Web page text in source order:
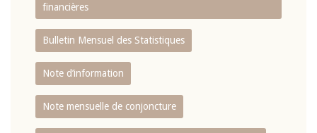
financières
Bulletin Mensuel des Statistiques
Note d’information
Note mensuelle de conjoncture